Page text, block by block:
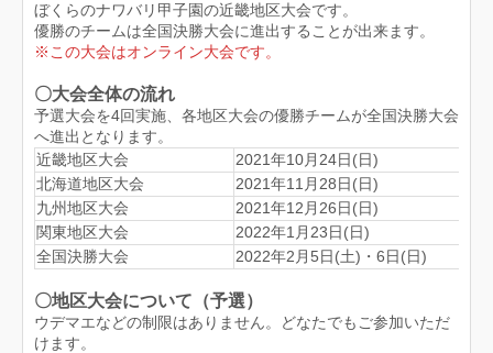
ぼくらのナワバリ甲子園の近畿地区大会です。
優勝のチームは全国決勝大会に進出することが出来ます。
※この大会はオンライン大会です。
〇大会全体の流れ
予選大会を4回実施、各地区大会の優勝チームが全国決勝大会
へ進出となります。
近畿地区大会
2021年10月24日(日)
北海道地区大会
2021年11月28日(日)
九州地区大会
2021年12月26日(日)
関東地区大会
2022年1月23日(日)
全国決勝大会
2022年2月5日(土)・6日(日)
〇地区大会について（予選）
ウデマエなどの制限はありません。どなたでもご参加いただ
けます。